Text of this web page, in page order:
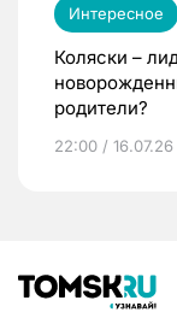
Интересное
Коляски –
родители?
22:00 / 16.07.26